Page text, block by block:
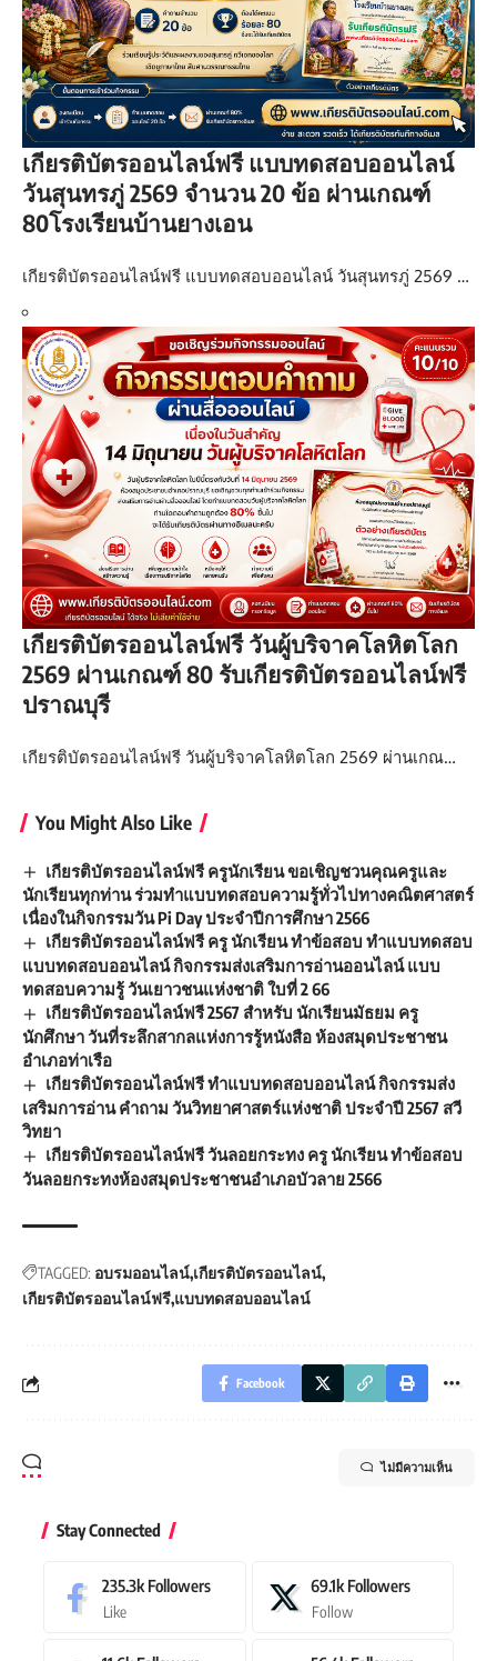
เกียรติบัตรออนไลน์ฟรี แบบทดสอบออนไลน์
วันสุนทรภู่ 2569 จำนวน 20 ข้อ ผ่านเกณฑ์
80โรงเรียนบ้านยางเอน
เกียรติบัตรออนไลน์ฟรี แบบทดสอบออนไลน์ วันสุนทรภู่ 2569 …
เกียรติบัตรออนไลน์ฟรี วันผู้บริจาคโลหิตโลก
2569 ผ่านเกณฑ์ 80 รับเกียรติบัตรออนไลน์ฟรี
ปราณบุรี
เกียรติบัตรออนไลน์ฟรี วันผู้บริจาคโลหิตโลก 2569 ผ่านเกณ…
You Might Also Like
เกียรติบัตรออนไลน์ฟรี ครูนักเรียน ขอเชิญชวนคุณครูและ
นักเรียนทุกท่าน ร่วมทำแบบทดสอบความรู้ทั่วไปทางคณิตศาสตร์
เนื่องในกิจกรรมวัน Pi Day ประจำปีการศึกษา 2566
เกียรติบัตรออนไลน์ฟรี ครู นักเรียน ทำข้อสอบ ทำแบบทดสอบ
แบบทดสอบออนไลน์ กิจกรรมส่งเสริมการอ่านออนไลน์ แบบ
ทดสอบความรู้ วันเยาวชนแห่งชาติ ใบที่ 2 66
เกียรติบัตรออนไลน์ฟรี 2567 สำหรับ นักเรียนมัธยม ครู
นักศึกษา วันที่ระลึกสากลแห่งการรู้หนังสือ ห้องสมุดประชาชน
อำเภอท่าเรือ
เกียรติบัตรออนไลน์ฟรี ทำแบบทดสอบออนไลน์ กิจกรรมส่ง
เสริมการอ่าน คำถาม วันวิทยาศาสตร์แห่งชาติ ประจำปี 2567 สวี
วิทยา
เกียรติบัตรออนไลน์ฟรี วันลอยกระทง ครู นักเรียน ทำข้อสอบ
วันลอยกระทงห้องสมุดประชาชนอำเภอบัวลาย 2566
TAGGED: อบรมออนไลน์ เกียรติบัตรออนไลน์
เกียรติบัตรออนไลน์ฟรี แบบทดสอบออนไลน์
Facebook
ไม่มีความเห็น
Stay Connected
235.3k Followers
Like
69.1k Followers
Follow